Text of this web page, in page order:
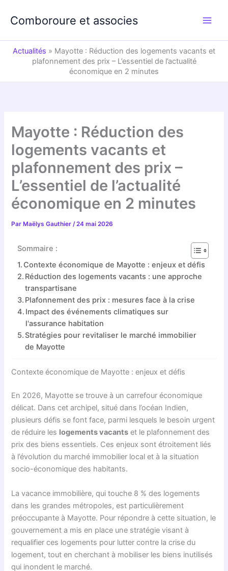
Comboroure et associes
Actualités » Mayotte : Réduction des logements vacants et
plafonnement des prix – L’essentiel de l’actualité
économique en 2 minutes
Mayotte : Réduction des
logements vacants et
plafonnement des prix –
L’essentiel de l’actualité
économique en 2 minutes
Par Maëlys Gauthier/24 mai 2026
Sommaire :
Contexte économique de Mayotte : enjeux et défis
Réduction des logements vacants : une approche
transpartisane
Plafonnement des prix : mesures face à la crise
Impact des événements climatiques sur
l'assurance habitation
Stratégies pour revitaliser le marché immobilier
de Mayotte
Contexte économique de Mayotte : enjeux et défis
En 2026, Mayotte se trouve à un carrefour économique
délicat. Dans cet archipel, situé dans l’océan Indien,
plusieurs défis se font face, parmi lesquels le besoin urgent
de réduire les logements vacants et le plafonnement des
prix des biens essentiels. Ces enjeux sont étroitement liés
à l’évolution du marché immobilier local et à la situation
socio-économique des habitants.
La vacance immobilière, qui touche 8 % des logements
dans les grandes métropoles, est particulièrement
préoccupante à Mayotte. Pour répondre à cette situation, le
gouvernement a mis en place une stratégie visant à
requalifier ces logements pour lutter contre la crise du
logement, tout en cherchant à mobiliser les biens inutilisés
qui inondent le marché.